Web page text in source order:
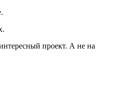
проект. А не на